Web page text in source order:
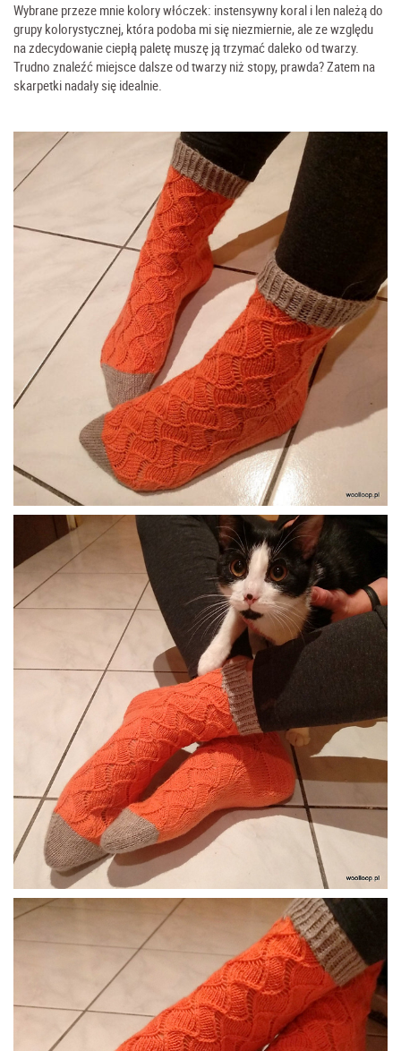
Wybrane przeze mnie kolory włóczek: instensywny koral i len należą do
grupy kolorystycznej, która podoba mi się niezmiernie, ale ze względu
na zdecydowanie ciepłą paletę muszę ją trzymać daleko od twarzy.
Trudno znaleźć miejsce dalsze od twarzy niż stopy, prawda? Zatem na
skarpetki nadały się idealnie.